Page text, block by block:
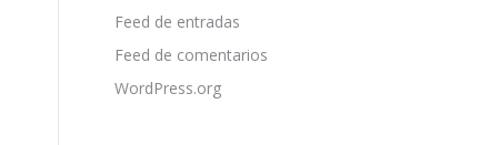
Feed de entradas
Feed de comentarios
WordPress.org